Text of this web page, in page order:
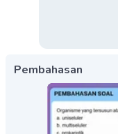
Pembahasan